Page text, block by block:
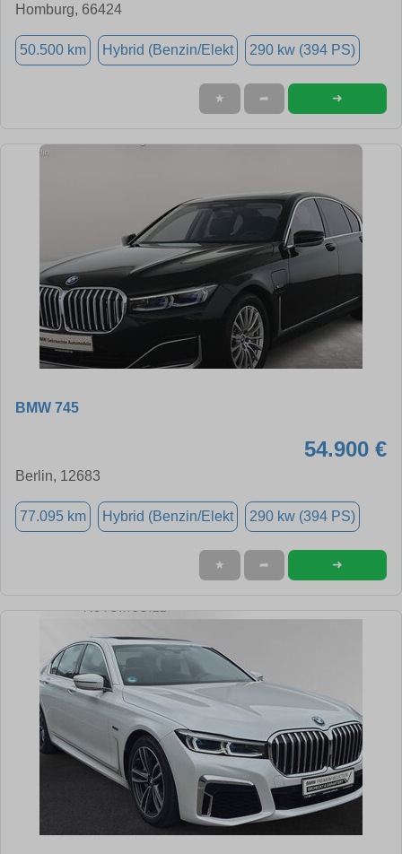
Homburg, 66424
50.500 km Hybrid (Benzin/Elekt 290 kw (394 PS)
★ ➦ ➜
BMW 745
54.900 €
Berlin, 12683
77.095 km Hybrid (Benzin/Elekt 290 kw (394 PS)
★ ➦ ➜